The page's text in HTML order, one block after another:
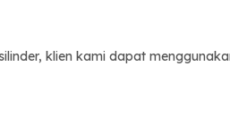
klien kami dapat